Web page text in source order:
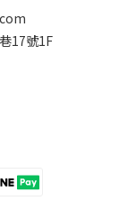
17號1F